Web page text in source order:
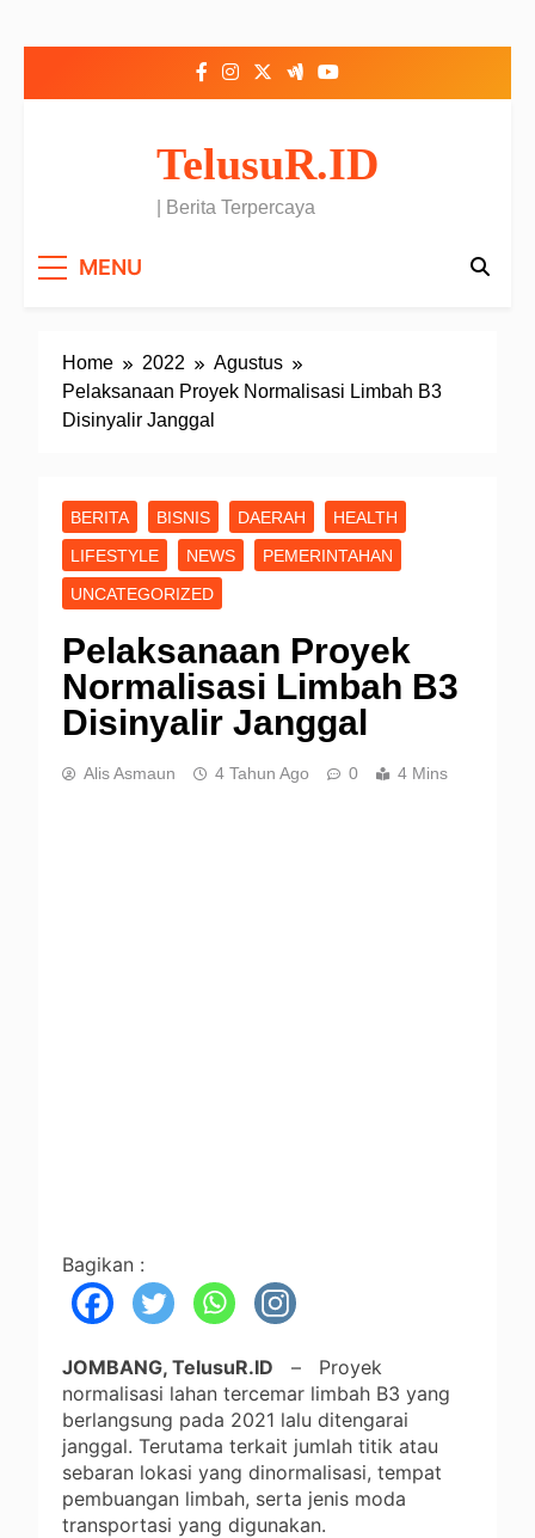
TelusuR.ID
| Berita Terpercaya
MENU
Home 2022
Agustus
Pelaksanaan Proyek Normalisasi Limbah B3
Disinyalir Janggal
BERITA BISNIS DAERAH
HEALTH
LIFESTYLE
NEWS
PEMERINTAHAN
UNCATEGORIZED
Pelaksanaan Proyek
Normalisasi Limbah B3
Disinyalir Janggal
Alis Asmaun 4 Tahun Ago 0 4 Mins
Bagikan :
JOMBANG, TelusuR.ID – Proyek
normalisasi lahan tercemar limbah B3 yang
berlangsung pada 2021 lalu ditengarai
janggal. Terutama terkait jumlah titik atau
sebaran lokasi yang dinormalisasi, tempat
pembuangan limbah, serta jenis moda
transportasi yang digunakan.